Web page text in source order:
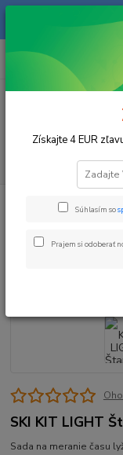
Na našom eshope sa
Vás
+421903906066
(Po-Pia, 9-16 hod.)
Časomiery
SKI KIT
SKI KIT LIGHT
Sada na meranie času
Získajte 4 EUR
Súhlasím so
Prajem si odoberať